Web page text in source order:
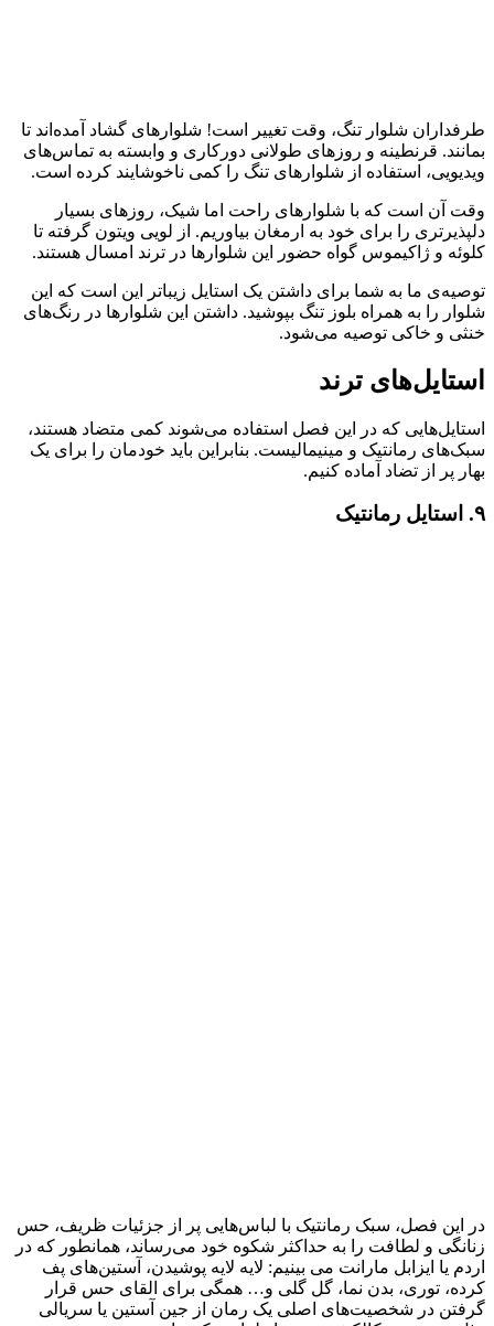
طرفداران شلوار تنگ، وقت تغییر است! شلوارهای گشاد آمده‌اند تا
بمانند. قرنطینه و روزهای طولانی دورکاری و وابسته به تماس‌های
ویدیویی، استفاده از شلوارهای تنگ را کمی ناخوشایند کرده است.
وقت آن است که با شلوارهای راحت اما شیک، روزهای بسیار
دلپذیرتری را برای خود به ارمغان بیاوریم. از لویی ویتون گرفته تا
کلوئه و ژاکیموس گواه حضور این شلوارها در ترند امسال هستند.
توصیه‌ی ما به شما برای داشتن یک استایل زیباتر این است که این
شلوار را به همراه بلوز تنگ بپوشید. داشتن این شلوارها در رنگ‌های
خنثی و خاکی توصیه می‌شود.
استایل‌های ترند
استایل‌هایی که در این فصل استفاده می‌شوند کمی متضاد هستند،
سبک‌های رمانتیک و مینیمالیست. بنابراین باید خودمان را برای یک
بهار پر از تضاد آماده کنیم.
۹. استایل رمانتیک
در این فصل، سبک رمانتیک با لباس‌هایی پر از جزئیات ظریف، حس
زنانگی و لطافت را به حداکثر شکوه خود می‌رساند، همانطور که در
اردم یا ایزابل مارانت می بینیم: لایه لایه پوشیدن، آستین‌های پف
کرده، توری، بدن نما، گل گلی و… همگی برای القای حس قرار
گرفتن در شخصیت‌های اصلی یک رمان از جین آستین یا سریالی